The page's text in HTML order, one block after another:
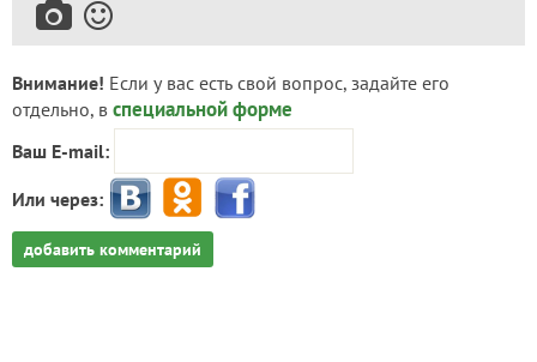
Внимание! Если у вас есть свой вопрос, задайте его
отдельно, в специальной форме
Ваш E-mail:
Или через:
добавить комментарий